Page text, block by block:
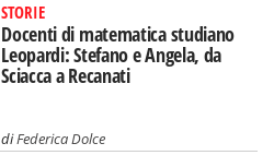
STORIE
Docenti di matematica studiano
Leopardi: Stefano e Angela, da
Sciacca a Recanati
diFederica Dolce